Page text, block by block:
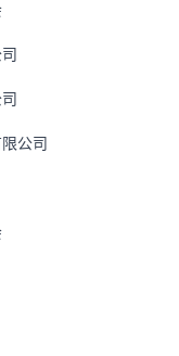
公司